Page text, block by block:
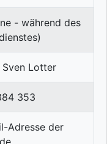
- während des
Sven Lotter
353